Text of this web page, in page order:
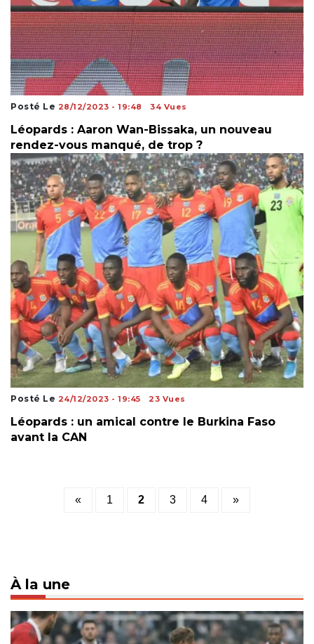
Posté Le 28/12/2023 - 19:48 34 Vues
Léopards : Aaron Wan-Bissaka, un nouveau
rendez-vous manqué, de trop ?
Posté Le 24/12/2023 - 19:45 23 Vues
Léopards : un amical contre le Burkina Faso
avant la CAN
Posts
« 1 2 3 4 »
À la une